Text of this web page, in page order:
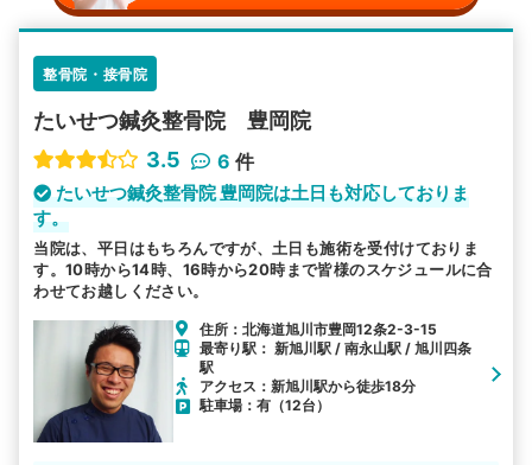
整骨院・接骨院
たいせつ鍼灸整骨院 豊岡院
3.5
6 件
たいせつ鍼灸整骨院 豊岡院は土日も対応しておりま
す。
当院は、平日はもちろんですが、土日も施術を受付けておりま
す。10時から14時、16時から20時まで皆様のスケジュールに合
わせてお越しください。
住所：北海道旭川市豊岡12条2-3-15
最寄り駅： 新旭川駅 / 南永山駅 / 旭川四条
駅
アクセス：新旭川駅から徒歩18分
駐車場：有（12台）